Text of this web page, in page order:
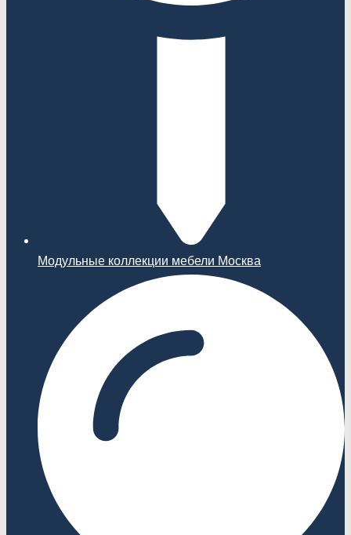
Модульные коллекции мебели Москва